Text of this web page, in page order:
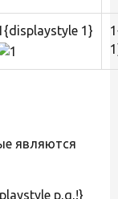
1}
являются